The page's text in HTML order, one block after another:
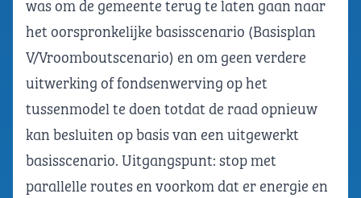
was om de gemeente terug te laten gaan naar
het oorspronkelijke basisscenario (Basisplan
V/Vroomboutscenario) en om geen verdere
uitwerking of fondsenwerving op het
tussenmodel te doen totdat de raad opnieuw
kan besluiten op basis van een uitgewerkt
basisscenario. Uitgangspunt: stop met
parallelle routes en voorkom dat er energie en